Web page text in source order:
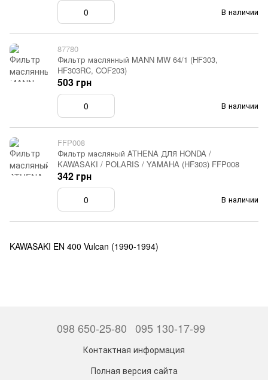
В наличии
87780
Фильтр маслянный MANN MW 64/1 (HF303,
HF303RC, COF203)
В наличии
503 грн
FFP008
Фильтр масляный ATHENA ДЛЯ HONDA /
KAWASAKI / POLARIS / YAMAHA (HF303) FFP008
В наличии
342 грн
KAWASAKI EN 400 Vulcan (1990-1994)
098 650-25-80 095 130-17-99
Контактная информация
Полная версия сайта